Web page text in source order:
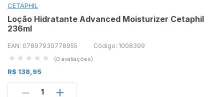
CETAPHIL
Loção Hidratante Advanced Moisturizer Cetaphil
236ml
EAN: 07897930778955 Código: 1008399
(0 avaliações)
R$ 138,95
1